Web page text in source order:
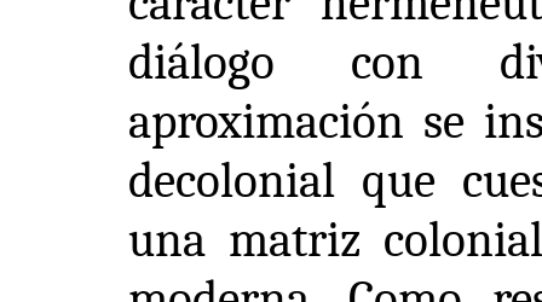
diálogo con
aproximación se
decolonial que
una matriz